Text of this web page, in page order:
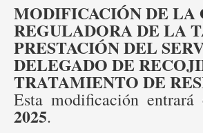
MODIFICACIÓN DE LA
REGULADORA DE LA
PRESTACIÓN DEL
DELEGADO DE
TRATAMIENTO DE
Esta modificación
2025.